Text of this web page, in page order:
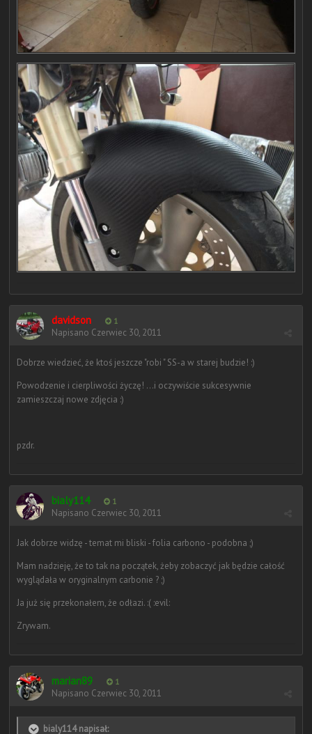
davidson 1
Napisano Czerwiec 30, 2011
Dobrze wiedzieć, że ktoś jeszcze "robi " SS-a w starej budzie! :)
Powodzenie i cierpliwości życzę! ...i oczywiście sukcesywnie
zamieszczaj nowe zdjęcia :)
pzdr.
bialy114 1
Napisano Czerwiec 30, 2011
Jak dobrze widzę - temat mi bliski - folia carbono - podobna ;)
Mam nadzieję, że to tak na początek, żeby zobaczyć jak będzie całość
wyglądała w oryginalnym carbonie ? ;)
Ja już się przekonałem, że odłazi. :( :evil:
Zrywam.
marian89 1
Napisano Czerwiec 30, 2011
bialy114 napisał: